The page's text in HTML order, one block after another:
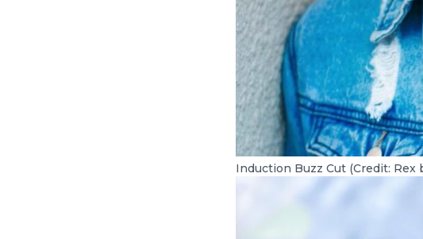
Induction Buzz Cut (Credit: Rex